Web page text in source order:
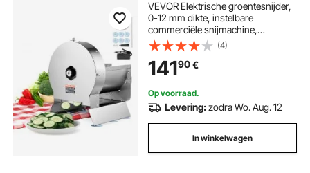
VEVOR Elektrische groentesnijder,
0-12 mm dikte, instelbare
commerciële snijmachine,
handmatige roestvrijstalen
voedselsnijder, snijmachine, voor
aardappelen, citroenen, tomaten,
appels
(4)
14190€
Op voorraad.
Levering:zodra Wo. Aug. 12
In winkelwagen